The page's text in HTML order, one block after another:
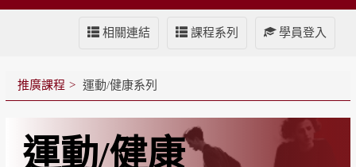
學員登入
課程系列
相關連結
推廣課程 運動/健康系列
運動/健康